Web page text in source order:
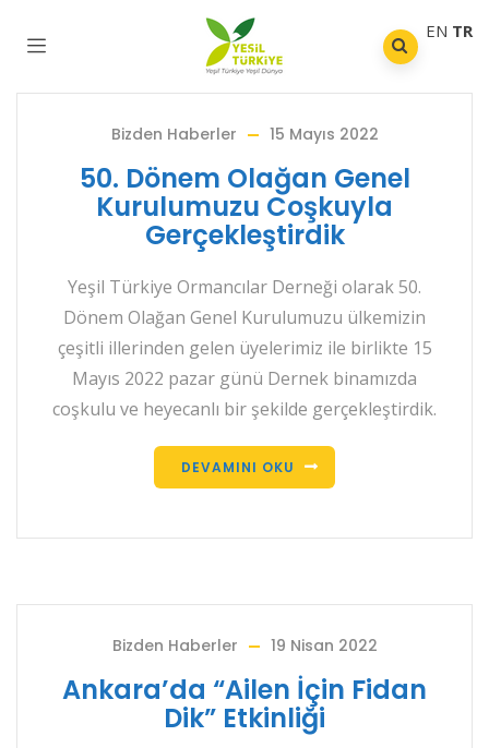
Bizden Haberler 15 Mayıs 2022
50. Dönem Olağan Genel
Kurulumuzu Coşkuyla
Gerçekleştirdik
Yeşil Türkiye Ormancılar Derneği olarak 50.
Dönem Olağan Genel Kurulumuzu ülkemizin
çeşitli illerinden gelen üyelerimiz ile birlikte 15
Mayıs 2022 pazar günü Dernek binamızda
coşkulu ve heyecanlı bir şekilde gerçekleştirdik.
DEVAMINI OKU
Bizden Haberler 19 Nisan 2022
Ankara’da “Ailen İçin Fidan
Dik” Etkinliği
EN TR